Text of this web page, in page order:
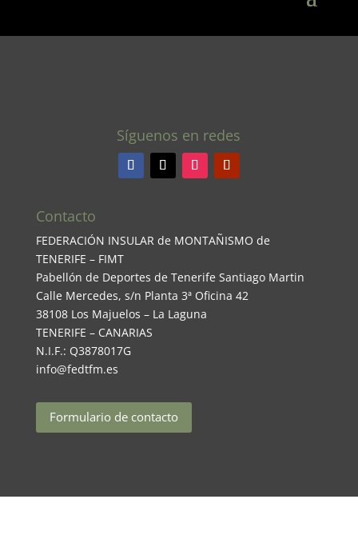
Síguenos en redes
Contacto
FEDERACIÓN INSULAR de MONTAÑISMO de
TENERIFE – FIMT
Pabellón de Deportes de Tenerife Santiago Martin
Calle Mercedes, s/n Planta 3ª Oficina 42
38108 Los Majuelos – La Laguna
TENERIFE – CANARIAS
N.I.F.: Q3878017G
info@fedtfm.es
Formulario de contacto